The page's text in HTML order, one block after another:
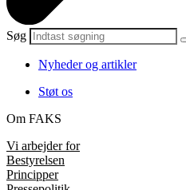
Søg
Nyheder og artikler
Støt os
Om FAKS
Vi arbejder for
Bestyrelsen
Principper